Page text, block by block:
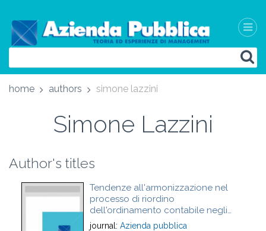
home authors simone lazzini
Simone Lazzini
Author's titles
Tendenze all'armonizzazione nel
processo di riordino
dell'ordinamento contabile negli
enti locali
journal: Azienda pubblica